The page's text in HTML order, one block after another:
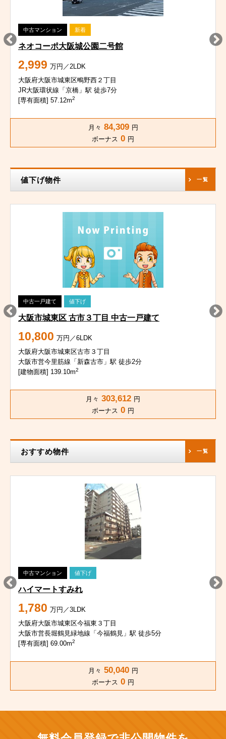
中古マンション 新着
ネオコーポ大阪城公園二号館
2,999 万円／2LDK
大阪府大阪市城東区鴫野西２丁目
JR大阪環状線「京橋」駅 徒歩7分
[専有面積] 57.12m2
月々 84,309 円
ボーナス 0 円
値下げ物件 一覧
中古一戸建て 値下げ
大阪市城東区 古市３丁目 中古一戸建て
10,800 万円／6LDK
大阪府大阪市城東区古市３丁目
大阪市営今里筋線「新森古市」駅 徒歩2分
[建物面積] 139.10m2
月々 303,612 円
ボーナス 0 円
おすすめ物件 一覧
中古マンション 値下げ
ハイマートすみれ
1,780 万円／3LDK
大阪府大阪市城東区今福東３丁目
大阪市営長堀鶴見緑地線「今福鶴見」駅 徒歩5分
[専有面積] 69.00m2
月々 50,040 円
ボーナス 0 円